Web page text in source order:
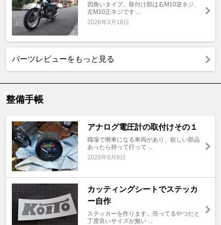
四角いタイプ。取付け部は右M10逆ネジ、
左M10正ネジです ...
2026年3月16日
パーツレビューをもっと見る
整備手帳
アナログ電圧計の取付けその１
職場で廃車になる車両があり、欲しい部品
あったら持って行って ...
2026年8月8日
カッティングシートでステッカ
ー自作
ステッカーを作ります。売ってるやつだと
丁度良いサイズが無い ...